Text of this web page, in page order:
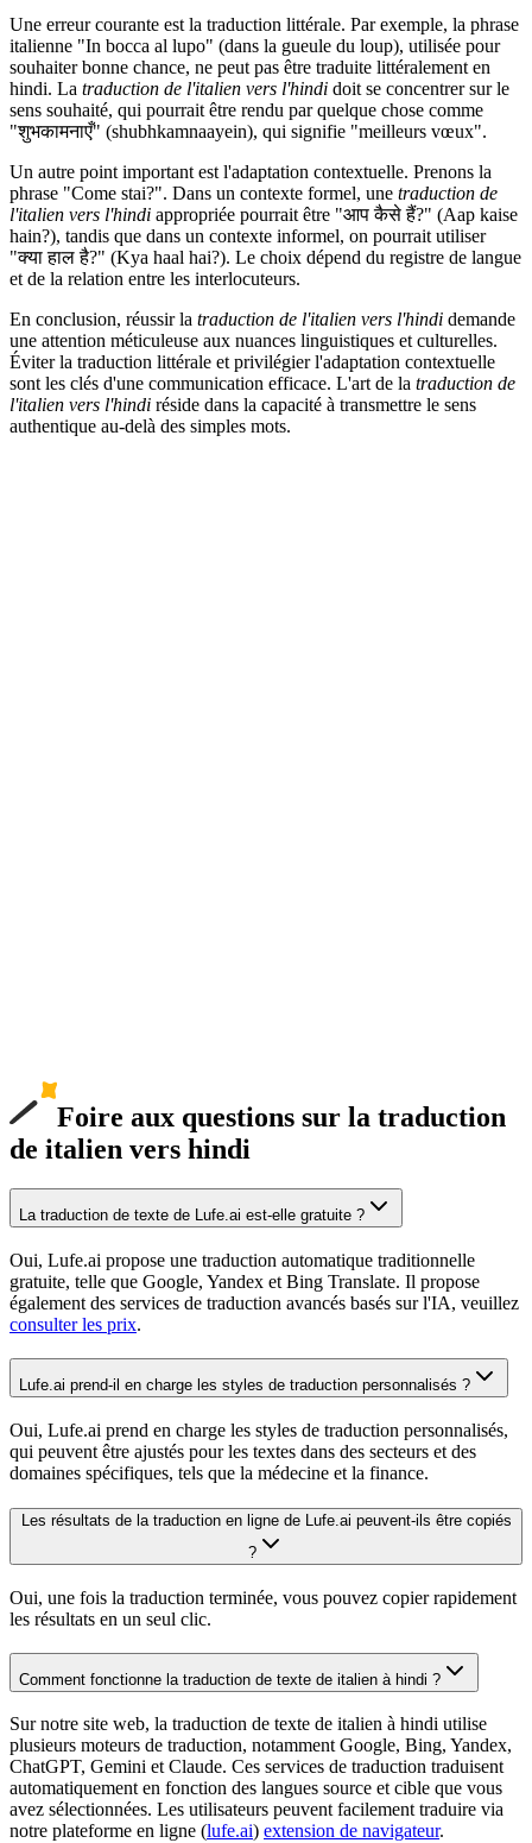
Une erreur courante est la traduction littérale. Par exemple, la phrase
italienne "In bocca al lupo" (dans la gueule du loup), utilisée pour
souhaiter bonne chance, ne peut pas être traduite littéralement en
hindi. La traduction de l'italien vers l'hindi doit se concentrer sur le
sens souhaité, qui pourrait être rendu par quelque chose comme
"शुभकामनाएँ" (shubhkamnaayein), qui signifie "meilleurs vœux".
Un autre point important est l'adaptation contextuelle. Prenons la
phrase "Come stai?". Dans un contexte formel, une traduction de
l'italien vers l'hindi appropriée pourrait être "आप कैसे हैं?" (Aap kaise
hain?), tandis que dans un contexte informel, on pourrait utiliser
"क्या हाल है?" (Kya haal hai?). Le choix dépend du registre de langue
et de la relation entre les interlocuteurs.
En conclusion, réussir la traduction de l'italien vers l'hindi demande
une attention méticuleuse aux nuances linguistiques et culturelles.
Éviter la traduction littérale et privilégier l'adaptation contextuelle
sont les clés d'une communication efficace. L'art de la traduction de
l'italien vers l'hindi réside dans la capacité à transmettre le sens
authentique au-delà des simples mots.
Foire aux questions sur la traduction
de italien vers hindi
La traduction de texte de Lufe.ai est-elle gratuite ?
Oui, Lufe.ai propose une traduction automatique traditionnelle
gratuite, telle que Google, Yandex et Bing Translate. Il propose
également des services de traduction avancés basés sur l'IA, veuillez
consulter les prix.
Lufe.ai prend-il en charge les styles de traduction personnalisés ?
Oui, Lufe.ai prend en charge les styles de traduction personnalisés,
qui peuvent être ajustés pour les textes dans des secteurs et des
domaines spécifiques, tels que la médecine et la finance.
Les résultats de la traduction en ligne de Lufe.ai peuvent-ils être copiés
?
Oui, une fois la traduction terminée, vous pouvez copier rapidement
les résultats en un seul clic.
Comment fonctionne la traduction de texte de italien à hindi ?
Sur notre site web, la traduction de texte de italien à hindi utilise
plusieurs moteurs de traduction, notamment Google, Bing, Yandex,
ChatGPT, Gemini et Claude. Ces services de traduction traduisent
automatiquement en fonction des langues source et cible que vous
avez sélectionnées. Les utilisateurs peuvent facilement traduire via
notre plateforme en ligne (lufe.ai) extension de navigateur.